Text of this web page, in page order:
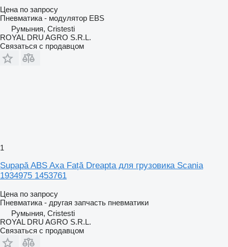
Цена по запросу
Пневматика - модулятор EBS
Румыния, Cristesti
ROYAL DRU AGRO S.R.L.
Связаться с продавцом
1
Supapă ABS Axa Față Dreapta для грузовика Scania
1934975 1453761
Цена по запросу
Пневматика - другая запчасть пневматики
Румыния, Cristesti
ROYAL DRU AGRO S.R.L.
Связаться с продавцом